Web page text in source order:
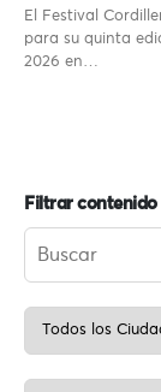
El Festival
para su quinta
2026 en…
Filtrar contenido